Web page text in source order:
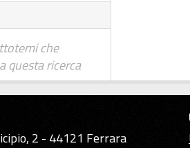
che
questa ricerca
2 - 44121 Ferrara